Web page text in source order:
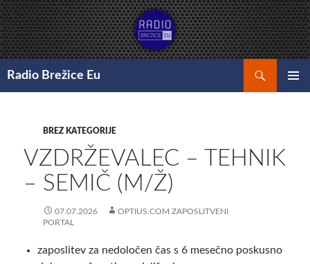
Preskoči
na
vsebino
Radio Brežice Eu
BREZ KATEGORIJE
VZDRŽEVALEC – TEHNIK
– SEMIČ (M/Ž)
07.07.2026
OPTIUS.COM ZAPOSLITVENI
PORTAL
zaposlitev za nedoločen čas s 6 mesečno poskusno